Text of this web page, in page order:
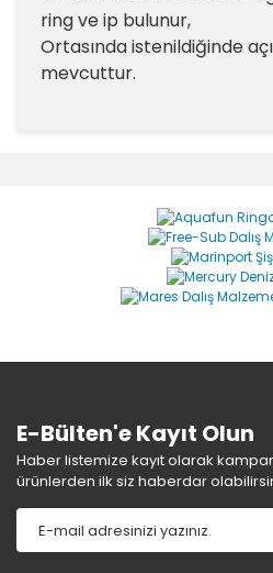
ring ve ip bulunur,
Ortasında istenildiğinde
mevcuttur.
Yorum
Ürün resmi kalitesiz, bozuk
Ürün açıklamasında eksik
Ürün bilgilerinde hatalar
E-Bülten'e Kayıt Olun
Haber listemize kayıt olarak
ürünlerden ilk siz haberdar